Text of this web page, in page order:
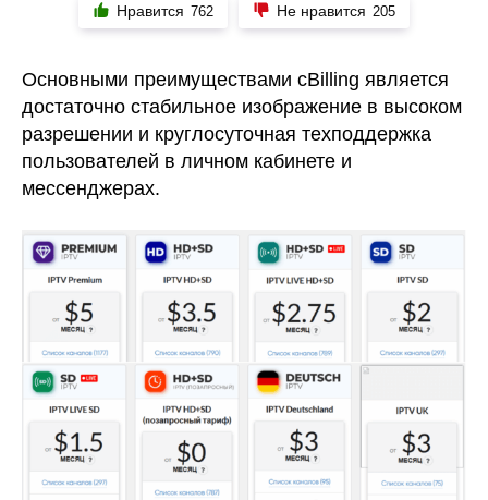
Нравится 762 Не нравится 205
Основными преимуществами cBilling является
достаточно стабильное изображение в высоком
разрешении и круглосуточная техподдержка
пользователей в личном кабинете и
мессенджерах.